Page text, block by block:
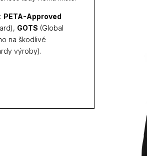
PETA-Approved
GOTS (Global
na škodlivé
výroby).